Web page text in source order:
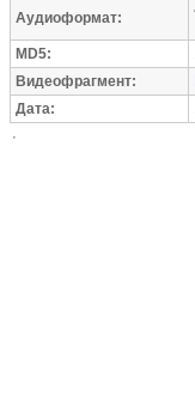
Аудиоформат:
MD5:
Видеофрагмент:
Дата: